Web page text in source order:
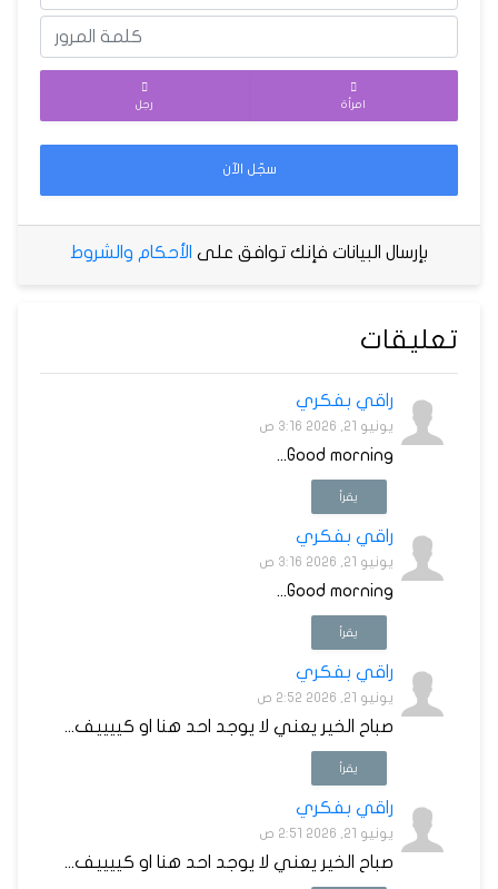
امرأة رجل
سجّل الآن
بإرسال البيانات فإنك توافق على الأحكام والشروط
تعليقات
راقي بفكري
يونيو 21, 2026 3:16 ص
Good morning...
يقرأ
راقي بفكري
يونيو 21, 2026 3:16 ص
Good morning...
يقرأ
راقي بفكري
يونيو 21, 2026 2:52 ص
صباح الخير يعني لا يوجد احد هنا او كييييف...
يقرأ
راقي بفكري
يونيو 21, 2026 2:51 ص
صباح الخير يعني لا يوجد احد هنا او كييييف...